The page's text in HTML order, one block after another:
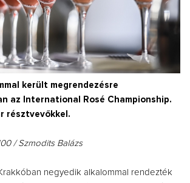
került megrendezésre
az International Rosé Championship.
résztvevőkkel.
/ Szmodits Balázs
negyedik alkalommal rendezték